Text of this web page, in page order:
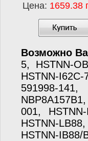
Цена: 1659.38
Возможно
5, HSTNN-
HSTNN-
591998-
001,
HSTNN-
HSTNN-IB88/